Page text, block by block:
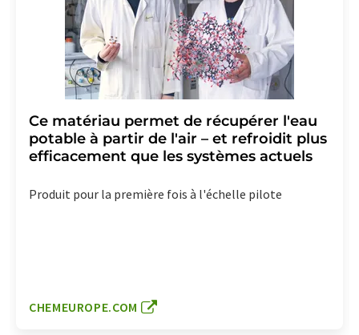
Ce matériau permet de récupérer l'eau
potable à partir de l'air – et refroidit plus
efficacement que les systèmes actuels
Produit pour la première fois à l'échelle pilote
CHEMEUROPE.COM